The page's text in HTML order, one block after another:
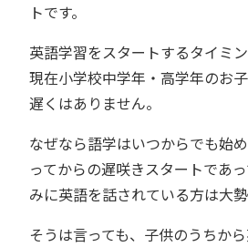
トです。
英語学習をスタートするタイミ
現在小学校中学年・高学年のお
遅くはありません。
なぜなら語学はいつからでも始
ってからの遅咲きスタートであ
みに英語を話されている方は大勢
そうは言っても、子供のうちか